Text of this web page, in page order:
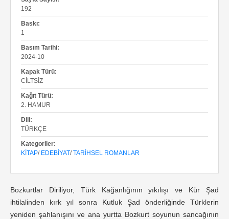
192
Baskı:
1
Basım Tarihi:
2024-10
Kapak Türü:
CILTSIZ
Kağıt Türü:
2. HAMUR
Dili:
TÜRKÇE
Kategoriler:
KITAP/ EDEBIYAT/TARIHSEL ROMANLAR
Bozkurtlar Diriliyor, Türk Kağanlığının yıkılışı ve Kür Şad
ihtilalinden kırk yıl sonra Kutluk Şad önderliğinde Türklerin
yeniden şahlanışını ve ana yurtta Bozkurt soyunun sancağının